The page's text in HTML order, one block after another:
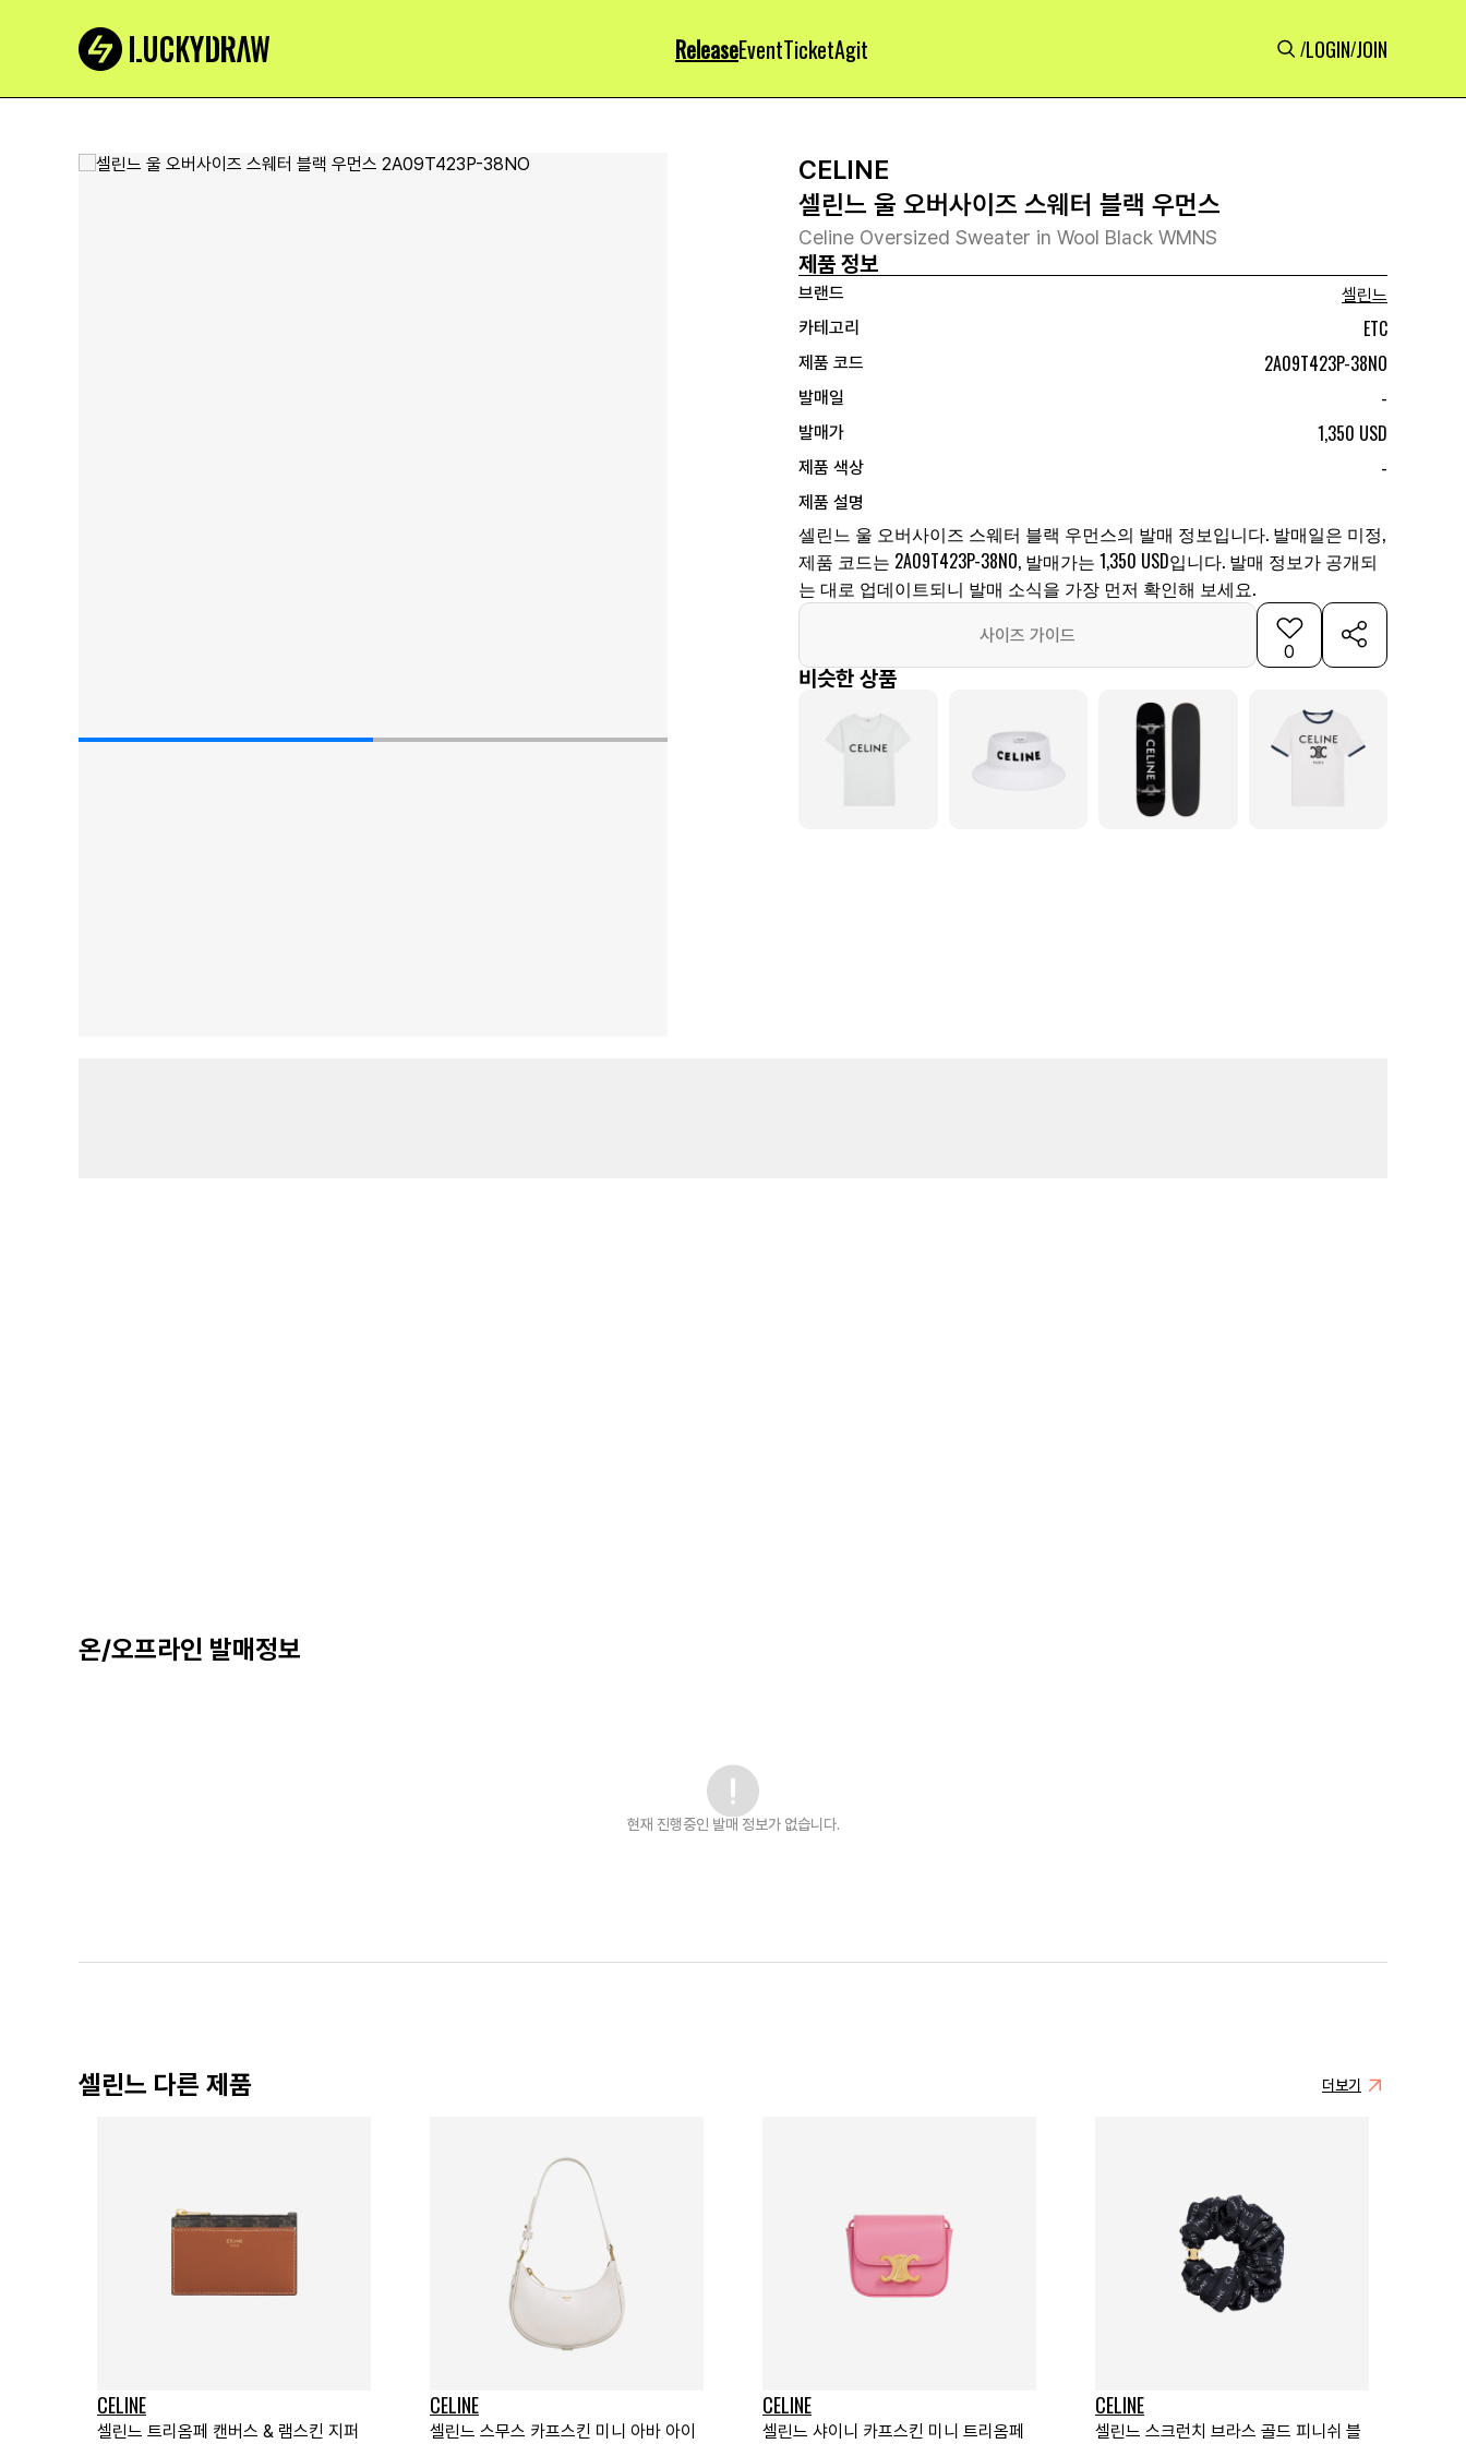
ReleaseEventTicketAgit /LOGIN/JOIN
CELINE
셀린느 울 오버사이즈 스웨터 블랙 우먼스
Celine Oversized Sweater in Wool Black WMNS
제품 정보
브랜드
셀린느
카테고리
ETC
제품 코드 2A09T423P-38NO
발매일 -
발매가 1,350 USD
제품 색상 -
제품 설명
셀린느 울 오버사이즈 스웨터 블랙 우먼스의 발매 정보입니다. 발매일은 미정,
제품 코드는 2A09T423P-38NO, 발매가는 1,350 USD입니다. 발매 정보가 공개되
는 대로 업데이트되니 발매 소식을 가장 먼저 확인해 보세요.
사이즈 가이드
0
비슷한 상품
온/오프라인 발매정보
현재 진행중인 발매 정보가 없습니다.
셀린느 다른 제품 더보기
CELINE
셀린느 트리옴페 캔버스 & 램스킨 지퍼
CELINE
셀린느 스무스 카프스킨 미니 아바 아이
CELINE
셀린느 샤이니 카프스킨 미니 트리옴페
CELINE
셀린느 스크런치 브라스 골드 피니쉬 블